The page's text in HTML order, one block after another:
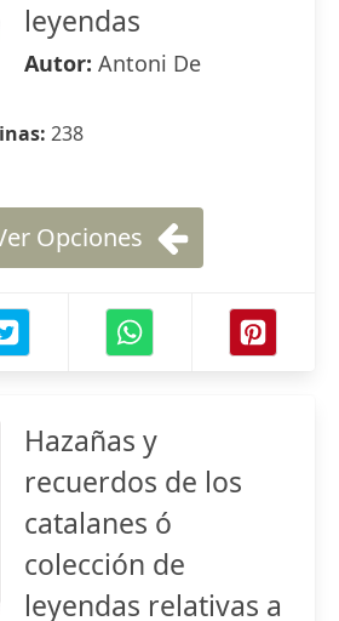
leyendas
Autor: Antoni De
238
Opciones
Hazañas y
recuerdos de los
catalanes ó
colección de
leyendas relativas a